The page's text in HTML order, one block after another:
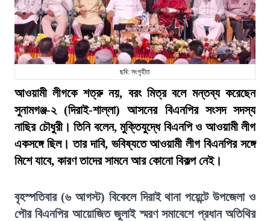
ছবি: সংগৃহীত
আওয়ামী লীগকে শত্রু নয়, বরং মিত্র বলে মন্তব্য করেছেন
সুনামগঞ্জ-২ (দিরাই-শাল্লা) আসনের বিএনপির সংসদ সদস্য
নাছির চৌধুরী। তিনি বলেন, মুক্তিযুদ্ধে বিএনপি ও আওয়ামী লীগ
একসঙ্গে ছিল। তার দাবি, ভবিষ্যতে আওয়ামী লীগ বিএনপির সঙ্গে
মিশে যাবে, কারণ তাদের সামনে আর কোনো বিকল্প নেই।
বৃহস্পতিবার (৬ আগস্ট) বিকেলে দিরাই থানা পয়েন্টে উপজেলা ও
পৌর বিএনপির আয়োজিত জুলাই স্মরণ সমাবেশে প্রধান অতিথির